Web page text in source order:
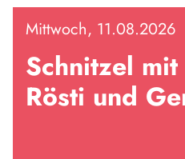
Mittwoch, 11.08.2026
Schnitzel
Rösti und